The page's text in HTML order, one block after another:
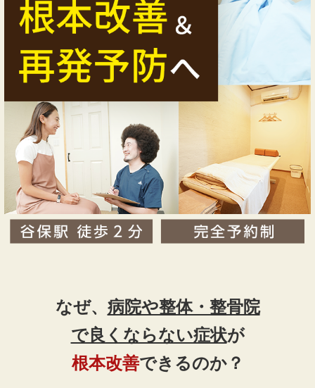
なぜ、 病院や整体・整骨院
で良くならない症状が
根本改善できるのか？